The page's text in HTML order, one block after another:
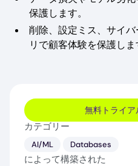
保護します。
削除、設定ミス、サイ
リで顧客体験を保護しま
無料トライ
カテゴリー
AI/ML Databases
によって構築された